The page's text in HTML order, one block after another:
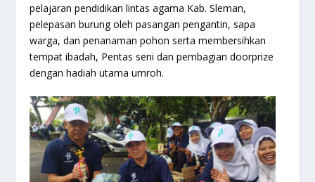
pelajaran pendidikan lintas agama Kab. Sleman,
pelepasan burung oleh pasangan pengantin, sapa
warga, dan penanaman pohon serta membersihkan
tempat ibadah, Pentas seni dan pembagian doorprize
dengan hadiah utama umroh.